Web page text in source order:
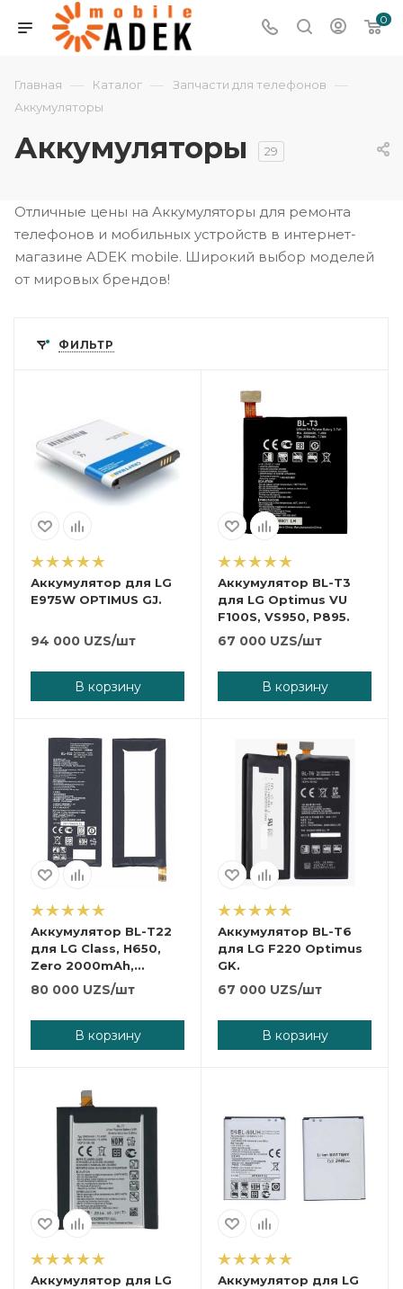
0
Главная — Каталог — Запчасти для телефонов —
Аккумуляторы
Аккумуляторы 29
Отличные цены на Аккумуляторы для ремонта
телефонов и мобильных устройств в интернет-
магазине ADEK mobile. Широкий выбор моделей
от мировых брендов!
ФИЛЬТР
Аккумулятор для LG
E975W OPTIMUS GJ.
94 000 UZS/шт
В корзину
Аккумулятор BL-T3
для LG Optimus VU
F100S, VS950, P895.
67 000 UZS/шт
В корзину
Аккумулятор BL-T22
для LG Class, H650,
Zero 2000mAh,
7.60Wh, 3,8V.
80 000 UZS/шт
В корзину
Аккумулятор BL-T6
для LG F220 Optimus
GK.
67 000 UZS/шт
В корзину
Аккумулятор для LG
Аккумулятор для LG